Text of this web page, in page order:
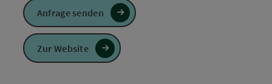
Anfrage senden
Zur Website